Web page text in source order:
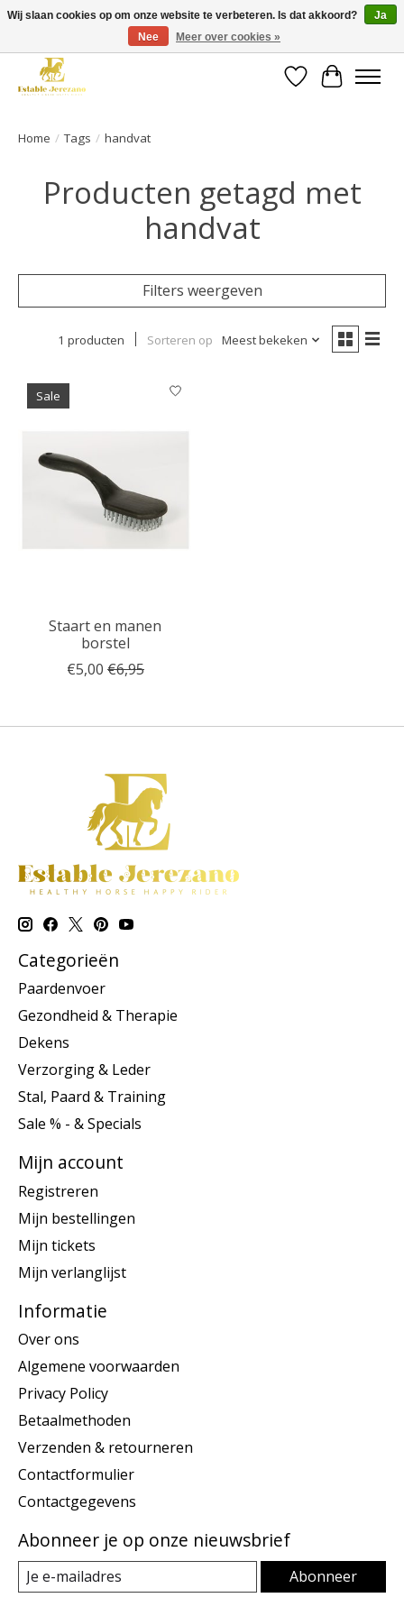
Gratis verzending vanaf €49 op een groot deel van ons assortiment
Verlanglijst
Home / Tags / handvat
Producten getagd met
handvat
Filters weergeven
1 producten Sorteren op Meest bekeken
Sale
Staart en manen
borstel
€5,00 €6,95
Categorieën
Paardenvoer
Gezondheid & Therapie
Dekens
Verzorging & Leder
Stal, Paard & Training
Sale % - & Specials
Mijn account
Registreren
Mijn bestellingen
Mijn tickets
Mijn verlanglijst
Informatie
Over ons
Algemene voorwaarden
Privacy Policy
Betaalmethoden
Verzenden & retourneren
Contactformulier
Contactgegevens
Abonneer je op onze nieuwsbrief
Abonneer
Wij slaan cookies op om onze website te verbeteren. Is dat akkoord?
Ja
Nee
Meer over cookies »